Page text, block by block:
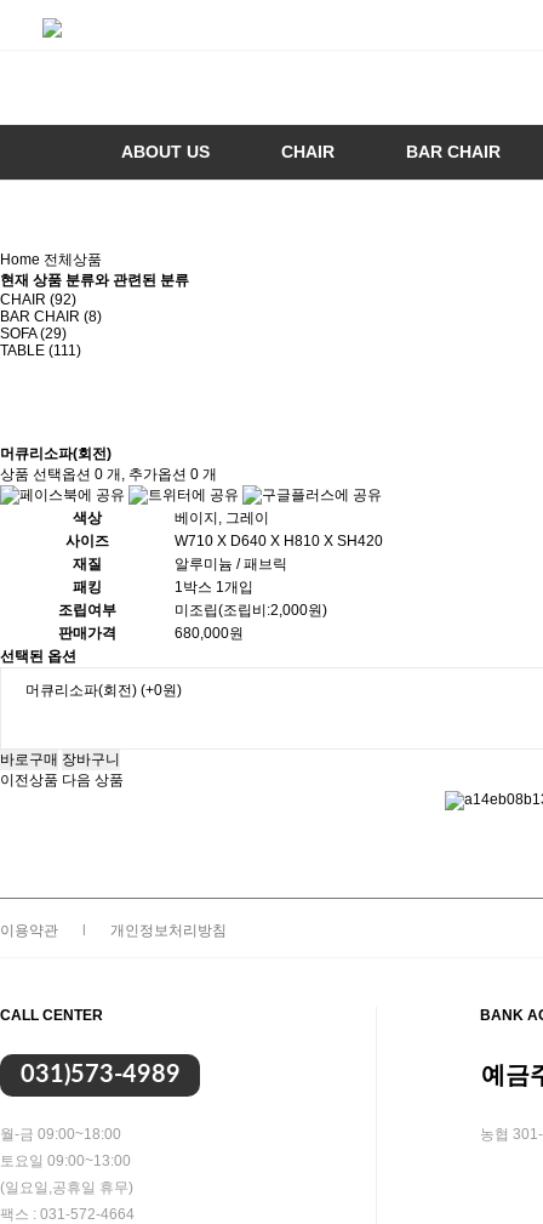
ABOUT US CHAIR BAR CHAIR
Home 전체상품
현재 상품 분류와 관련된 분류
CHAIR (92)
BAR CHAIR (8)
SOFA (29)
TABLE (111)
머큐리소파(회전)
상품 선택옵션 0 개, 추가옵션 0 개
색상
베이지, 그레이
사이즈
W710 X D640 X H810 X SH420
재질
알루미늄 / 패브릭
패킹
1박스 1개입
조립여부
미조립(조립비:2,000원)
판매가격
680,000원
선택된 옵션
머큐리소파(회전) (+0원)
이전상품 다음 상품
이용약관 | 개인정보처리방침
CALL CENTER
031)573-4989
월-금 09:00~18:00
토요일 09:00~13:00
(일요일,공휴일 휴무)
팩스 : 031-572-4664
BANK
예금
농협